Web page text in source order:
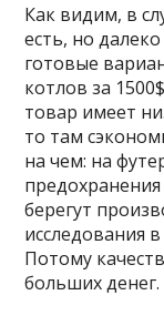
Как видим, в
есть, но
готовые
котлов за
товар имеет
то там
на чем: на
берегут
исследования
Потому
больших денег.